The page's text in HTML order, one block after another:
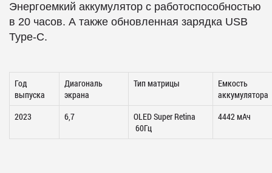
Энергоемкий аккумулятор с работоспособностью
в 20 часов. А также обновленная зарядка USB
Type-C.
Год
выпуска
Диагональ
экрана
Тип матрицы
Емкость
аккумулятора
2023
6,7
OLED Super Retina
60Гц
4442 мАч